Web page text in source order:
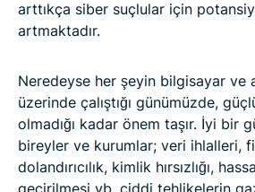
arttıkça siber suçlular için
artmaktadır.
Neredeyse her şeyin bilgisayar ve
üzerinde çalıştığı günümüzde,
olmadığı kadar önem taşır. İyi bir
bireyler ve kurumlar; veri ihlalleri,
dolandırıcılık, kimlik hırsızlığı,
geçirilmesi vb. ciddi tehlikelerin